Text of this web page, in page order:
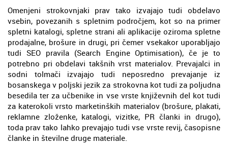
Omenjeni strokovnjaki prav tako izvajajo tudi obdelavo
vsebin, povezanih s spletnim področjem, kot so na primer
spletni katalogi, spletne strani ali aplikacije oziroma spletne
prodajalne, brošure in drugi, pri čemer vsekakor uporabljajo
tudi SEO pravila (Search Engine Optimisation), če je to
potrebno pri obdelavi takšnih vrst materialov. Prevajalci in
sodni tolmači izvajajo tudi neposredno prevajanje iz
bosanskega v poljski jezik za strokovna kot tudi za poljudna
besedila ter za učbenike in vse vrste književnih del kot tudi
za katerokoli vrsto marketinških materialov (brošure, plakati,
reklamne zloženke, katalogi, vizitke, PR članki in drugo),
toda prav tako lahko prevajajo tudi vse vrste revij, časopisne
članke in številne druge materiale.